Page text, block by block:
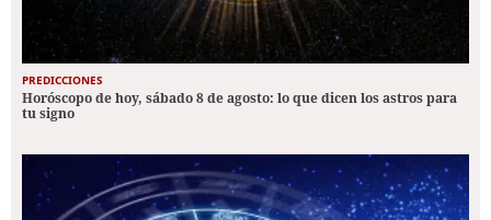
PREDICCIONES
Horóscopo de hoy, sábado 8 de agosto: lo que dicen los astros para
tu signo